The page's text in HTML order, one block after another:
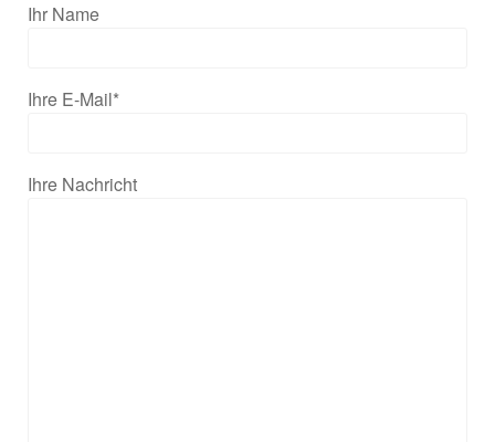
Ihr Name
Ihre E-Mail*
Ihre Nachricht